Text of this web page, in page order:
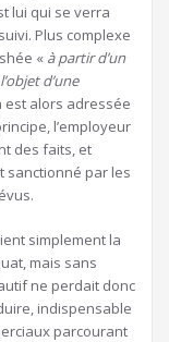
lui qui se verra
Plus complexe
« à partir d’un
d’une
est alors adressée
l’employeur
des faits, et
sanctionné par les
simplement la
mais sans
ne perdait donc
indispensable
parcourant